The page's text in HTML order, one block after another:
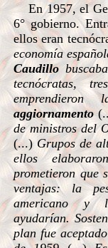
En 1957, el
6° gobierno.
ellos eran
economía
Caudillo
tecnócratas,
aggiornamento
de ministros del
(...) Grupos de
ellos
prometieron que
ventajas: la
americano y
ayudarían.
plan fue